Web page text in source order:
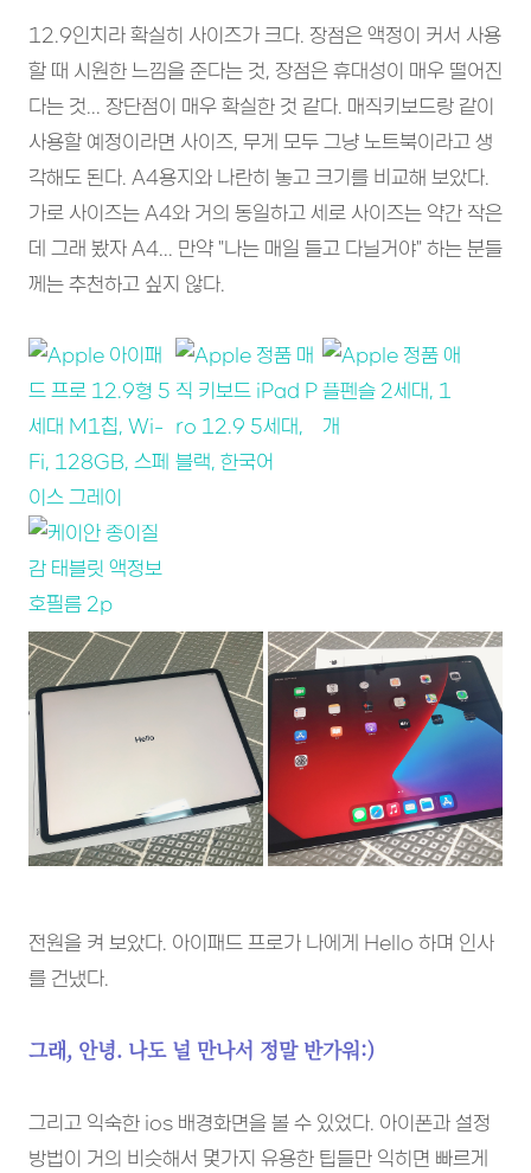
12.9인치라 확실히 사이즈가 크다. 장점은 액정이 커서 사용
할 때 시원한 느낌을 준다는 것, 장점은 휴대성이 매우 떨어진
다는 것... 장단점이 매우 확실한 것 같다. 매직키보드랑 같이
사용할 예정이라면 사이즈, 무게 모두 그냥 노트북이라고 생
각해도 된다. A4용지와 나란히 놓고 크기를 비교해 보았다.
가로 사이즈는 A4와 거의 동일하고 세로 사이즈는 약간 작은
데 그래 봤자 A4... 만약 "나는 매일 들고 다닐거야" 하는 분들
께는 추천하고 싶지 않다.
전원을 켜 보았다. 아이패드 프로가 나에게 Hello 하며 인사
를 건냈다.
그래, 안녕. 나도 널 만나서 정말 반가워:)
그리고 익숙한 ios 배경화면을 볼 수 있었다. 아이폰과 설정
방법이 거의 비슷해서 몇가지 유용한 팁들만 익히면 빠르게